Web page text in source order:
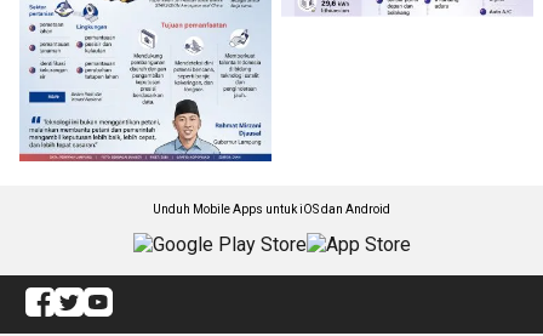
Unduh Mobile Apps untuk iOS dan Android